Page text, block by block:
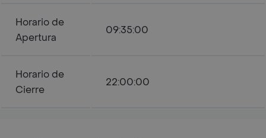
Horario de
Apertura
09:35:00
Horario de
Cierre
22:00:00